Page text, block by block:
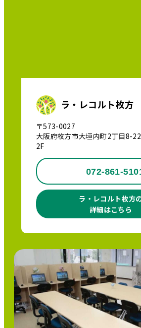
ラ・レコルト枚方
〒573-0027
大阪府枚方市大垣内町2丁目8-
2F
072-861-
ラ・レコルト枚方
詳細はこちら